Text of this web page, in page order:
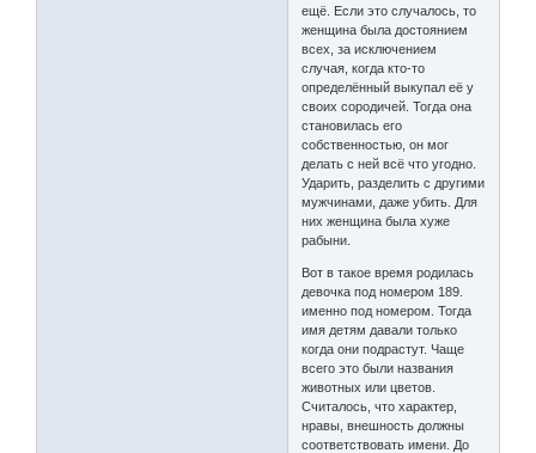
ещё. Если это случалось, то
женщина была достоянием
всех, за исключением
случая, когда кто-то
определённый выкупал её у
своих сородичей. Тогда она
становилась его
собственностью, он мог
делать с ней всё что угодно.
Ударить, разделить с другими
мужчинами, даже убить. Для
них женщина была хуже
рабыни.
Вот в такое время родилась
девочка под номером 189.
именно под номером. Тогда
имя детям давали только
когда они подрастут. Чаще
всего это были названия
животных или цветов.
Считалось, что характер,
нравы, внешность должны
соответствовать имени. До